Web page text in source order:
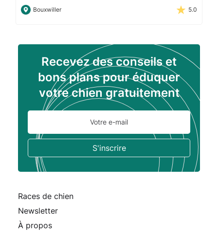
Bouxwiller 5.0
Recevez des conseils et
bons plans pour éduquer
votre chien gratuitement
Races de chien
Newsletter
À propos